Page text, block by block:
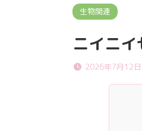
生物関連
ニイニ
2026年7月12日